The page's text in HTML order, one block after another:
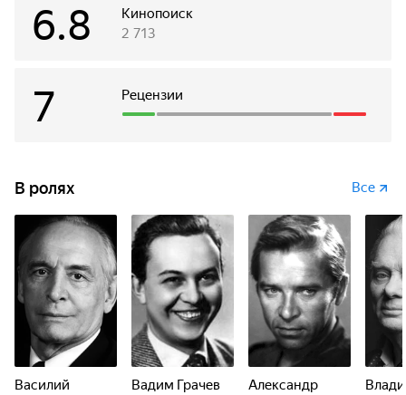
Кинопоиск
6.8 2 713
Рецензии
7
В ролях Все
Василий
Вадим Грачев
Александр